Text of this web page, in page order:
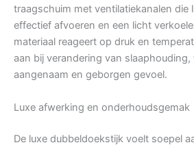
traagschuim met ventilatiekanalen die
effectief afvoeren en een licht
materiaal reageert op druk en
aan bij verandering van
aangenaam en geborgen gevoel.
Luxe afwerking en onderhoudsgemak
De luxe dubbeldoekstijk voelt soepel